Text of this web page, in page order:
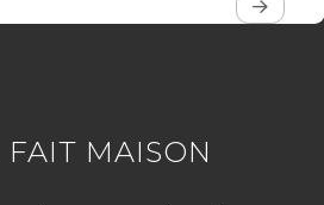
FAIT MAISON